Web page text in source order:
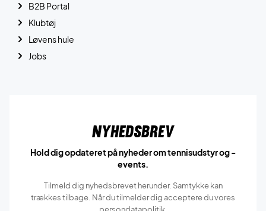
B2B Portal
Klubtøj
Løvens hule
Jobs
Nyhedsbrev
Hold dig opdateret på nyheder om tennisudstyr og -
events.
Tilmeld dig nyhedsbrevet herunder. Samtykke kan
trækkes tilbage. Når du tilmelder dig acceptere du vores